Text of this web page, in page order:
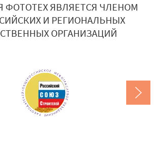
ФОТОТЕХ ЯВЛЯЕТСЯ ЧЛЕНОМ
И РЕГИОНАЛЬНЫХ
ОРГАНИЗАЦИЙ